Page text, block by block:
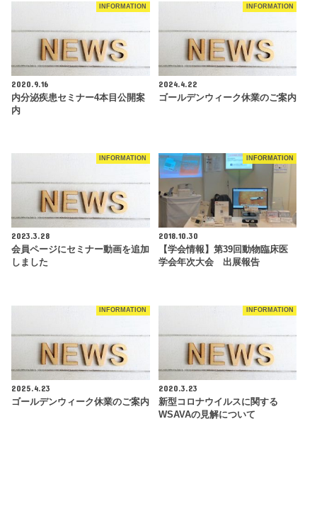
INFORMATION
2020.9.16
内分泌疾患セミナー4本目公開案
内
INFORMATION
2024.4.22
ゴールデンウィーク休業のご案内
INFORMATION
2023.3.28
会員ページにセミナー動画を追加
しました
INFORMATION
2018.10.30
【学会情報】第39回動物臨床医
学会年次大会 出展報告
INFORMATION
2025.4.23
ゴールデンウィーク休業のご案内
INFORMATION
2020.3.23
新型コロナウイルスに関する
WSAVAの見解について